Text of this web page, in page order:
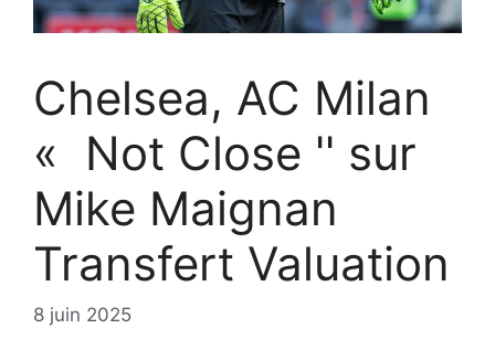
Chelsea, AC Milan
« Not Close '' sur
Mike Maignan
Transfert Valuation
8 juin 2025